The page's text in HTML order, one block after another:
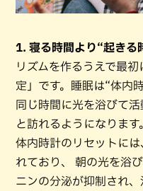
1. 寝る時間より“起きる
リズムを作るうえで最
定」です。睡眠は“体内
同じ時間に光を浴びて
と訪れるようになります
体内時計のリセットに
れており、 朝の光を浴
ニンの分泌が抑制され